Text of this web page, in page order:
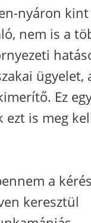
nyáron kint
nem is a
ügyelet,
Ez
ezt is meg
a
keresztül